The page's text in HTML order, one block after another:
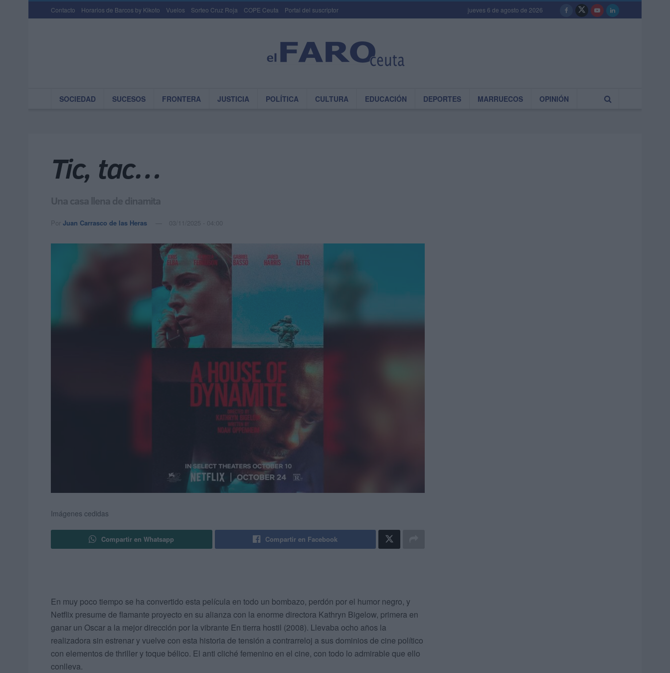
Contacto Horarios de Barcos by Kikoto Vuelos Sorteo Cruz Roja COPE Ceuta Portal del suscriptor jueves 6 de agosto de 2026
SOCIEDAD SUCESOS FRONTERA JUSTICIA POLÍTICA CULTURA EDUCACIÓN DEPORTES MARRUECOS OPINIÓN
Tic, tac…
Una casa llena de dinamita
Por Juan Carrasco de las Heras 03/11/2025 - 04:00
Imágenes cedidas
Compartir en Whatsapp Compartir en Facebook
En muy poco tiempo se ha convertido esta película en todo un bombazo, perdón por el humor negro, y
Netflix presume de flamante proyecto en su alianza con la enorme directora Kathryn Bigelow, primera en
ganar un Oscar a la mejor dirección por la vibrante En tierra hostil (2008). Llevaba ocho años la
realizadora sin estrenar y vuelve con esta historia de tensión a contrarreloj a sus dominios de cine político
con elementos de thriller y toque bélico. El anti cliché femenino en el cine, con todo lo admirable que ello
conlleva.